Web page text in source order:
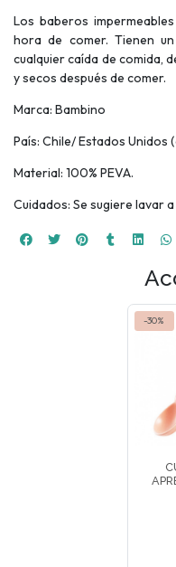
Los baberos
hora de comer. Tienen
cualquier caída de comida,
y secos después de comer.
Marca: Bambino
País: Chile/ Estados Unidos
Material: 100% PEVA.
Cuidados: Se sugiere lavar
-30%